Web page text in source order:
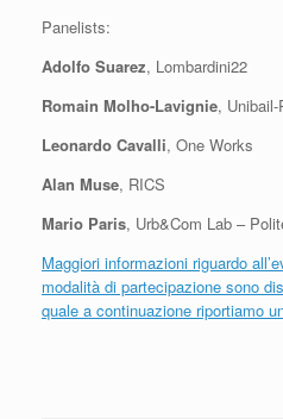
Panelists:
Adolfo Suarez, Lombardini22
Romain Molho-Lavignie,
Leonardo Cavalli, One Works
Alan Muse, RICS
Mario Paris, Urb&Com Lab –
Maggiori informazioni riguardo
modalità di partecipazione sono
quale a continuazione riportiamo